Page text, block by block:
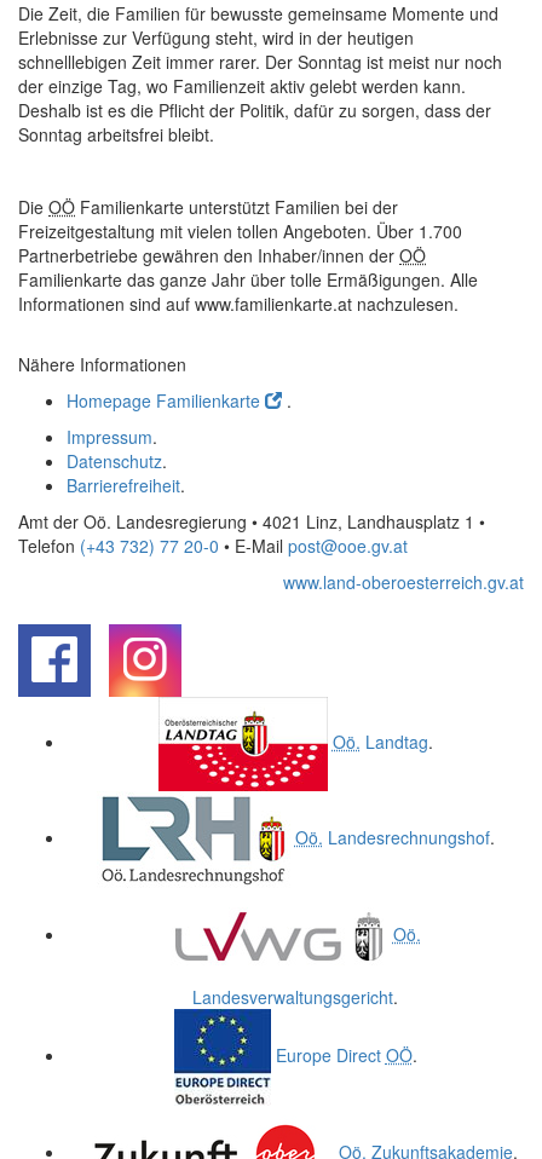
Die Zeit, die Familien für bewusste gemeinsame Momente und
Erlebnisse zur Verfügung steht, wird in der heutigen
schnelllebigen Zeit immer rarer. Der Sonntag ist meist nur noch
der einzige Tag, wo Familienzeit aktiv gelebt werden kann.
Deshalb ist es die Pflicht der Politik, dafür zu sorgen, dass der
Sonntag arbeitsfrei bleibt.
Die OÖ Familienkarte unterstützt Familien bei der
Freizeitgestaltung mit vielen tollen Angeboten. Über 1.700
Partnerbetriebe gewähren den Inhaber/innen der OÖ
Familienkarte das ganze Jahr über tolle Ermäßigungen. Alle
Informationen sind auf www.familienkarte.at nachzulesen.
Nähere Informationen
Homepage Familienkarte
.
Impressum.
Datenschutz.
Barrierefreiheit.
Amt der Oö. Landesregierung • 4021 Linz, Landhausplatz 1 •
Telefon (+43 732) 77 20-0 • E-Mail post@ooe.gv.at
www.land-oberoesterreich.gv.at
Oö. Landtag.
Oö. Landesrechnungshof.
Oö.
Landesverwaltungsgericht.
Europe Direct OÖ.
Oö. Zukunftsakademie.